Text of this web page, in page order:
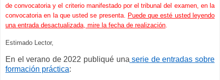
de convocatoria y el criterio manifestado por el tribunal del examen, en la
convocatoria en la que usted se presenta.
Puede que esté usted leyendo
una entrada desactualizada, mire la fecha de realización
Estimado Lector,
En el verano de 2022 publiqué unaserie de entradas sobre
formación práctica: